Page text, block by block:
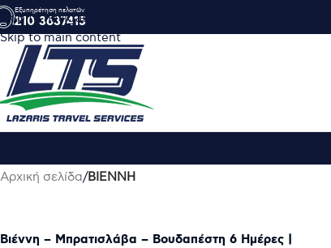
Skip to navigation
Skip to main content
Εξυπηρέτηση πελατών
210 3637415
Αρχική σελίδα/ΒΙΕΝΝΗ
Βιέννη – Μπρατισλάβα – Βουδαπέστη 6 Ημέρες |